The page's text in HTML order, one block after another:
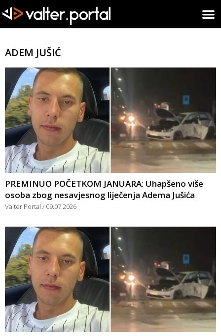
ADEM JUŠIĆ
PREMINUO POČETKOM JANUARA: Uhapšeno više
osoba zbog nesavjesnog liječenja Adema Jušića
Valter Portal 09.07.2026